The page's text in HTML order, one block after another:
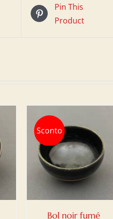
Pin This
Product
Sconto
Bol noir fumé
AJOUTER AU PANIER
DETAILS